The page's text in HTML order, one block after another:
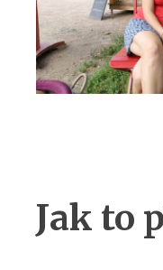
Jak to